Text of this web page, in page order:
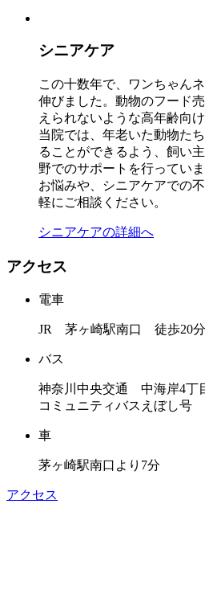
シニアケア
この十数年で、ワンちゃん
伸びました。動物のフード
えられないような高年齢向
当院では、年老いた動物た
ることができるよう、飼い
野でのサポートを行ってい
お悩みや、シニアケアでの
軽にご相談ください。
シニアケアの詳細へ
アクセス
電車
JR 茅ヶ崎駅南口 徒歩20分
バス
神奈川中央交通 中海岸4丁
コミュニティバスえぼし号
車
茅ヶ崎駅南口より7分
アクセス